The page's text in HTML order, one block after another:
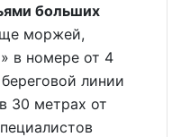
больших
моржей,
в номере от 4
линии
30 метрах от